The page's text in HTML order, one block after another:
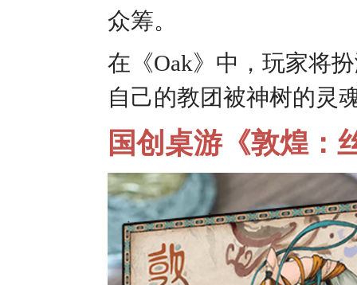
众筹。
在《Oak》中，玩家将
自己的教团被神树的灵
国创桌游《敦煌：